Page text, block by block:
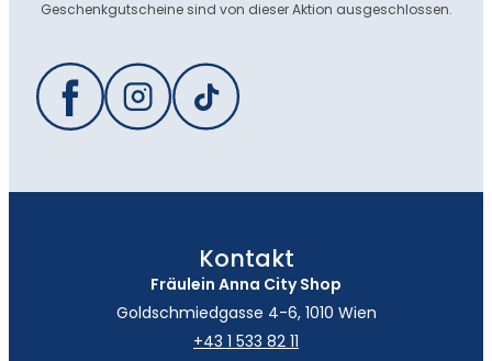
Geschenkgutscheine sind von dieser Aktion ausgeschlossen.
Kontakt
Fräulein Anna City Shop
Goldschmiedgasse 4-6, 1010 Wien
+43 1 533 82 11